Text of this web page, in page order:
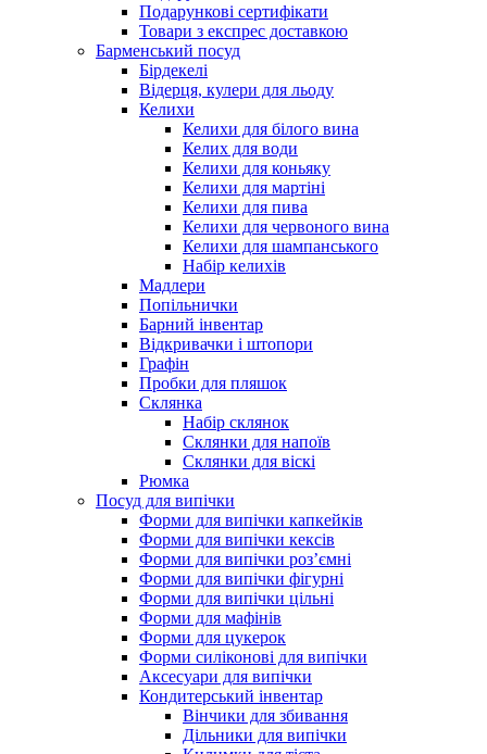
Подарункові сертифікати
Товари з експрес доставкою
Барменський посуд
Бірдекелі
Відерця, кулери для льоду
Келихи
Келихи для білого вина
Келих для води
Келихи для коньяку
Келихи для мартіні
Келихи для пива
Келихи для червоного вина
Келихи для шампанського
Набір келихів
Мадлери
Попільнички
Барний інвентар
Відкривачки і штопори
Графін
Пробки для пляшок
Склянка
Набір склянок
Склянки для напоїв
Склянки для віскі
Рюмка
Посуд для випічки
Форми для випічки капкейків
Форми для випічки кексів
Форми для випічки роз’ємні
Форми для випічки фігурні
Форми для випічки цільні
Форми для мафінів
Форми для цукерок
Форми силіконові для випічки
Аксесуари для випічки
Кондитерський інвентар
Вінчики для збивання
Дільники для випічки